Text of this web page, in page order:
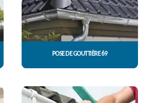
POSE DE GOUTTIÈRE 69